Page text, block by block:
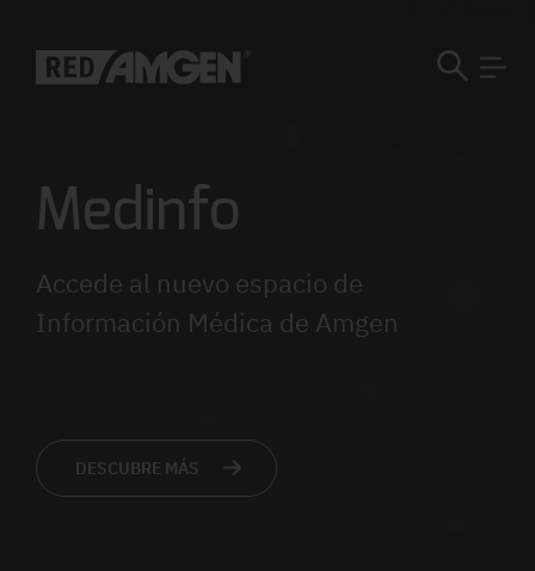
Medinfo
Accede al nuevo espacio de
Información Médica de Amgen
DESCUBRE MÁS